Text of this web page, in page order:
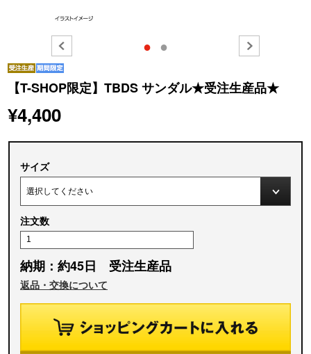
● ●
【T-SHOP限定】TBDS サンダル★受注生産品★
¥4,400
サイズ
注文数
納期：約45日 受注生産品
返品・交換について